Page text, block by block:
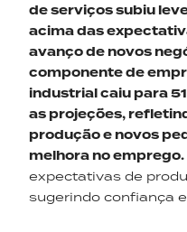
de serviços subiu
acima das
avanço de novos
componente de
industrial caiu para
as projeções,
produção e novos
melhora no emprego.
expectativas de
sugerindo confiança